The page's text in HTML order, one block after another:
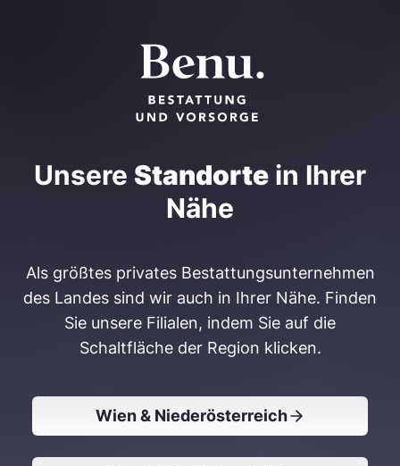
Unsere Standorte in Ihrer
Nähe
Als größtes privates Bestattungsunternehmen
des Landes sind wir auch in Ihrer Nähe. Finden
Sie unsere Filialen, indem Sie auf die
Schaltfläche der Region klicken.
Wien & Niederösterreich